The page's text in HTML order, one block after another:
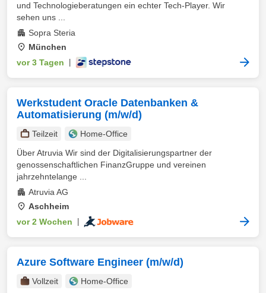
und Technologieberatungen ein echter Tech-Player. Wir
sehen uns ...
Sopra Steria
München
vor 3 Tagen
Werkstudent Oracle Datenbanken &
Automatisierung (m/w/d)
Teilzeit
Home-Office
Über Atruvia Wir sind der Digitalisierungspartner der
genossenschaftlichen FinanzGruppe und vereinen
jahrzehntelange ...
Atruvia AG
Aschheim
vor 2 Wochen
Azure Software Engineer (m/w/d)
Vollzeit
Home-Office